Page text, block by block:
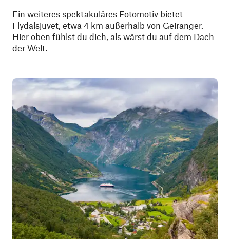
Ein weiteres spektakuläres Fotomotiv bietet
Flydalsjuvet, etwa 4 km außerhalb von Geiranger.
Hier oben fühlst du dich, als wärst du auf dem Dach
der Welt.